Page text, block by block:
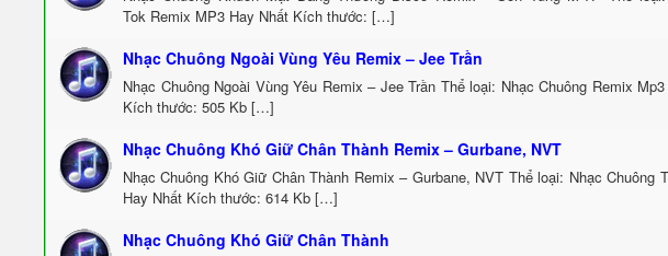
Tok Remix MP3 Hay Nhất Kích thước: […]
Nhạc Chuông Ngoài Vùng Yêu Remix – Jee Trần
Nhạc Chuông Ngoài Vùng Yêu Remix – Jee Trần Thể loại: Nhạc Chuông Remix
Kích thước: 505 Kb […]
Nhạc Chuông Khó Giữ Chân Thành Remix – Gurbane, NVT
Nhạc Chuông Khó Giữ Chân Thành Remix – Gurbane, NVT Thể loại: Nhạc Chuông
Hay Nhất Kích thước: 614 Kb […]
Nhạc Chuông Khó Giữ Chân Thành